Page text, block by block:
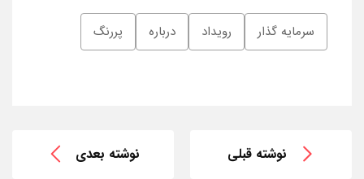
سرمایه گذار رویداد درباره پررنگ
نوشته قبلی نوشته بعدی